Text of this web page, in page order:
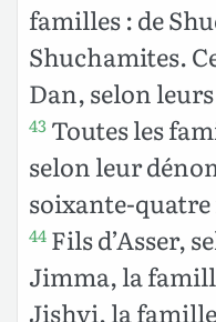
familles : de
Shuchamites.
Dan, selon
43 Toutes les
selon leur
soixante-
44 Fils d’Asser,
Jimma, la
Jishvi, la